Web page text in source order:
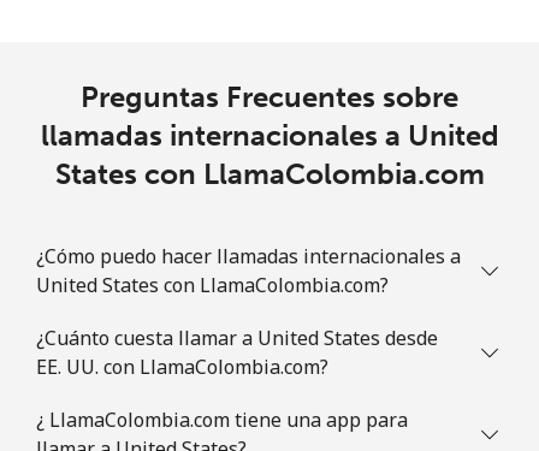
Preguntas Frecuentes sobre
llamadas internacionales a United
States con LlamaColombia.com
¿Cómo puedo hacer llamadas internacionales a
United States con LlamaColombia.com?
¿Cuánto cuesta llamar a United States desde
EE. UU. con LlamaColombia.com?
¿ LlamaColombia.com tiene una app para